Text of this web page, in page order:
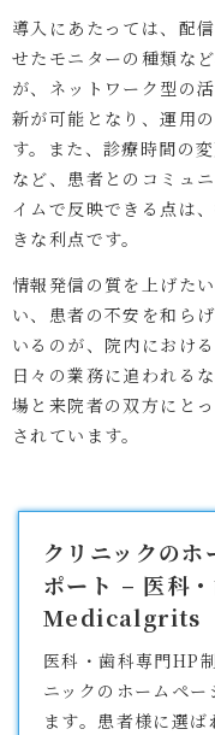
導入にあたっては、配
せたモニターの種類な
が、ネットワーク型の
新が可能となり、運用
す。また、診療時間の
など、患者とのコミュ
イムで反映できる点は
きな利点です。
情報発信の質を上げた
い、患者の不安を和ら
いるのが、院内におけ
日々の業務に追われる
場と来院者の双方にと
されています。
クリニックの
ポート – 医科
Medicalgrits
医科・歯科専門
ニックのホームペ
ます。患者様に選ば